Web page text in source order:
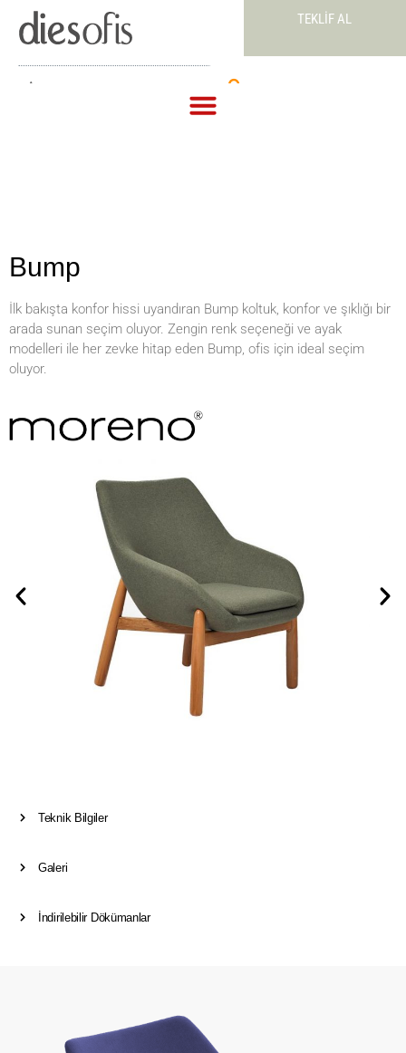
TEKLIF AL
Teklif Al
Bump
İlk bakışta konfor hissi uyandıran Bump koltuk, konfor ve şıklığı bir
arada sunan seçim oluyor. Zengin renk seçeneği ve ayak
modelleri ile her zevke hitap eden Bump, ofis için ideal seçim
oluyor.
Teknik Bilgiler
Galeri
İndirilebilir Dökümanlar